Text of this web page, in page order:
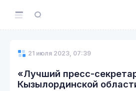
21 июля 2023, 07:39
«Лучший пресс-
Кызылординской